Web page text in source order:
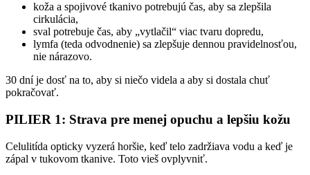
koža a spojivové tkanivo potrebujú čas, aby sa zlepšila
cirkulácia,
sval potrebuje čas, aby „vytlačil“ viac tvaru dopredu,
lymfa (teda odvodnenie) sa zlepšuje dennou pravidelnosťou,
nie nárazovo.
30 dní je dosť na to, aby si niečo videla a aby si dostala chuť
pokračovať.
PILIER 1: Strava pre menej opuchu a lepšiu kožu
Celulitída opticky vyzerá horšie, keď telo zadržiava vodu a keď je
zápal v tukovom tkanive. Toto vieš ovplyvniť.